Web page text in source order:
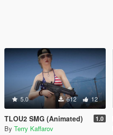
5.0 612 12
TLOU2 SMG (Animated) 1.0
By Terry Kaffarov